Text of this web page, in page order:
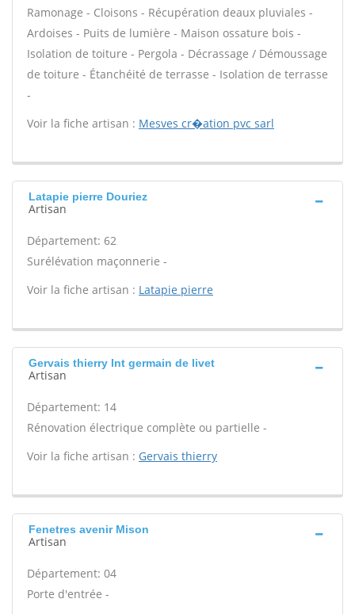
Ramonage - Cloisons - Récupération deaux pluviales -
Ardoises - Puits de lumière - Maison ossature bois -
Isolation de toiture - Pergola - Décrassage / Démoussage
de toiture - Étanchéité de terrasse - Isolation de terrasse
-
Voir la fiche artisan : Mesves cr�ation pvc sarl
Latapie pierre Douriez
Artisan
Département: 62
Surélévation maçonnerie -
Voir la fiche artisan : Latapie pierre
Gervais thierry Int germain de livet
Artisan
Département: 14
Rénovation électrique complète ou partielle -
Voir la fiche artisan : Gervais thierry
Fenetres avenir Mison
Artisan
Département: 04
Porte d'entrée -